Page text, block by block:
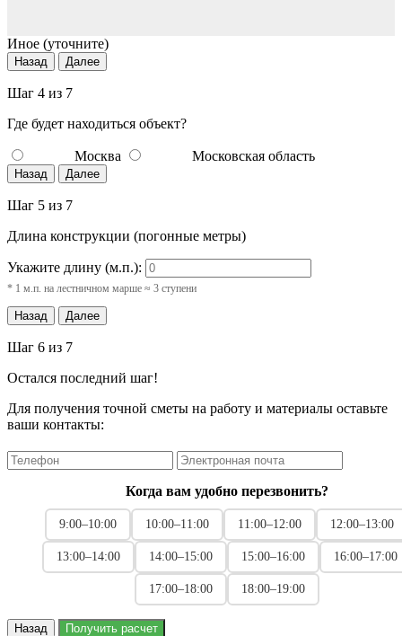
Иное (уточните)
Назад Далее
Шаг 4 из 7
Где будет находиться объект?
Москва Московская область
Назад Далее
Шаг 5 из 7
Длина конструкции (погонные метры)
Укажите длину (м.п.):
* 1 м.п. на лестничном марше ≈ 3 ступени
Назад Далее
Шаг 6 из 7
Остался последний шаг!
Для получения точной сметы на работу и материалы оставьте
ваши контакты:
Когда вам удобно перезвонить?
9:00–10:00 10:00–11:00 11:00–12:00 12:00–13:00
13:00–14:00 14:00–15:00 15:00–16:00 16:00–17:00
17:00–18:00 18:00–19:00
Назад Получить расчет